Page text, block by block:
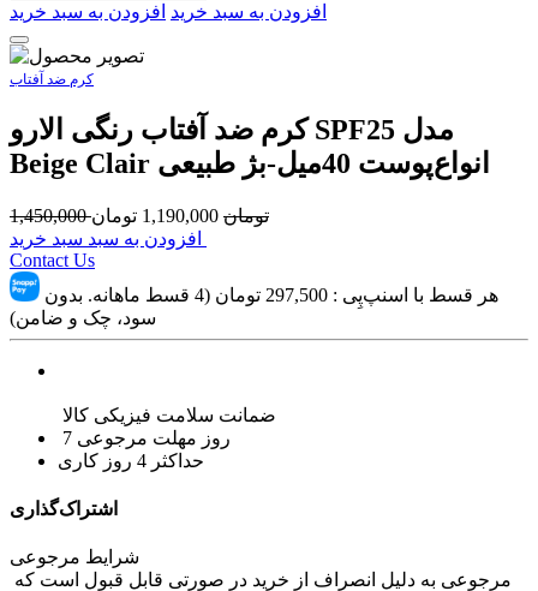
افزودن به سبد خرید افزودن به سبد خرید
کرم ضد آفتاب
کرم ضد آفتاب رنگی الارو SPF25 مدل
Beige Clair انواع‌پوست 40میل-بژ طبیعی
1,450,000 تومان 1,190,000 تومان
Contact Us
هر قسط با اسنپ‌پِی : 297,500
تومان (4 قسط ماهانه. بدون
سود، چک و ضامن)
ضمانت سلامت فیزیکی کالا
7 روز مهلت مرجوعی
حداکثر 4 روز کاری
اشتراک‌گذاری
شرایط مرجوعی